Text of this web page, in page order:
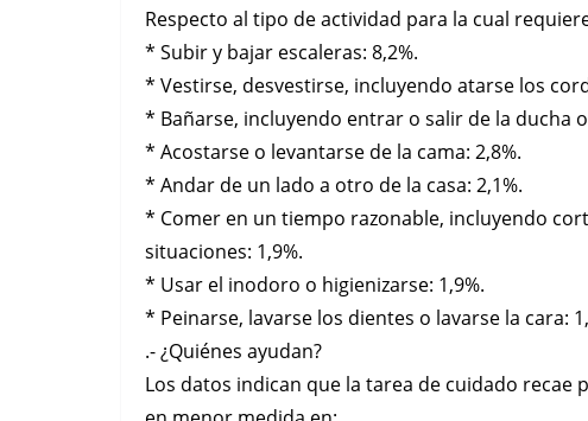
Respecto al tipo de actividad para la cual
* Subir y bajar escaleras: 8,2%.
* Vestirse, desvestirse, incluyendo atarse los
* Bañarse, incluyendo entrar o salir de la ducha
* Acostarse o levantarse de la cama: 2,8%.
* Andar de un lado a otro de la casa: 2,1%.
* Comer en un tiempo razonable, incluyendo
situaciones: 1,9%.
* Usar el inodoro o higienizarse: 1,9%.
* Peinarse, lavarse los dientes o lavarse la cara:
.- ¿Quiénes ayudan?
Los datos indican que la tarea de cuidado recae